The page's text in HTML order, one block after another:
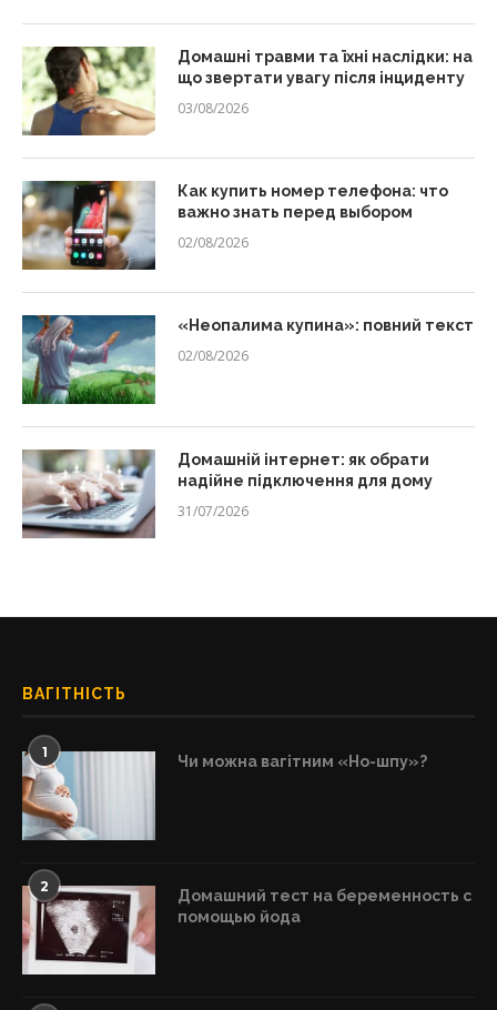
Домашні травми та їхні наслідки: на
що звертати увагу після інциденту
03/08/2026
Как купить номер телефона: что
важно знать перед выбором
02/08/2026
«Неопалима купина»: повний текст
02/08/2026
Домашній інтернет: як обрати
надійне підключення для дому
31/07/2026
ВАГІТНІСТЬ
1 Чи можна вагітним «Но-шпу»?
2
Домашний тест на беременность с
помощью йода